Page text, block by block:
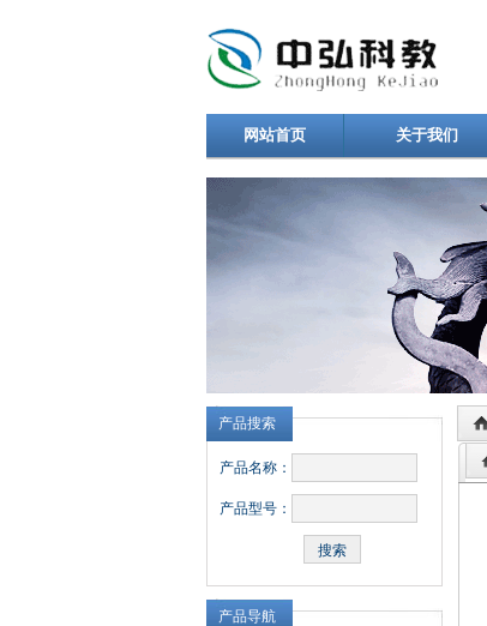
网站首页 关于我们
产品搜索
产品名称：
产品型号：
产品导航